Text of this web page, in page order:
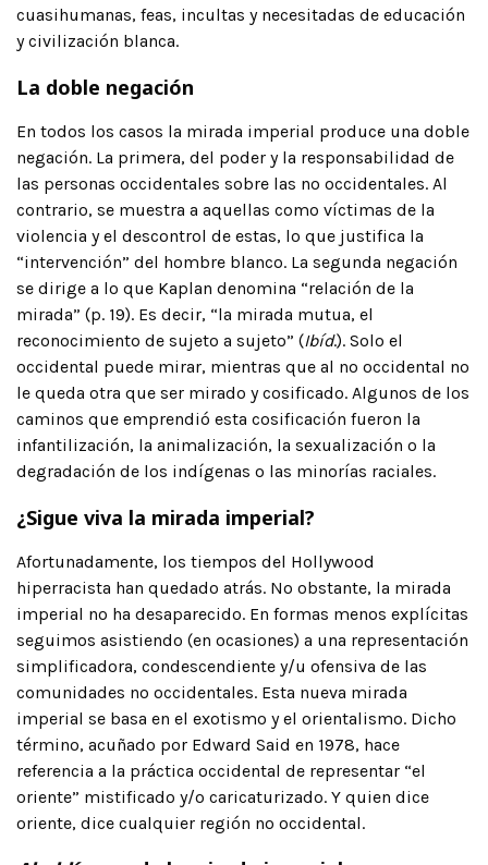
cuasihumanas, feas, incultas y necesitadas de educación
y civilización blanca.
La doble negación
En todos los casos la mirada imperial produce una doble
negación. La primera, del poder y la responsabilidad de
las personas occidentales sobre las no occidentales. Al
contrario, se muestra a aquellas como víctimas de la
violencia y el descontrol de estas, lo que justifica la
“intervención” del hombre blanco. La segunda negación
se dirige a lo que Kaplan denomina “relación de la
mirada” (p. 19). Es decir, “la mirada mutua, el
reconocimiento de sujeto a sujeto” (Ibíd.). Solo el
occidental puede mirar, mientras que al no occidental no
le queda otra que ser mirado y cosificado. Algunos de los
caminos que emprendió esta cosificación fueron la
infantilización, la animalización, la sexualización o la
degradación de los indígenas o las minorías raciales.
¿Sigue viva la mirada imperial?
Afortunadamente, los tiempos del Hollywood
hiperracista han quedado atrás. No obstante, la mirada
imperial no ha desaparecido. En formas menos explícitas
seguimos asistiendo (en ocasiones) a una representación
simplificadora, condescendiente y/u ofensiva de las
comunidades no occidentales. Esta nueva mirada
imperial se basa en el exotismo y el orientalismo. Dicho
término, acuñado por Edward Said en 1978, hace
referencia a la práctica occidental de representar “el
oriente” mistificado y/o caricaturizado. Y quien dice
oriente, dice cualquier región no occidental.